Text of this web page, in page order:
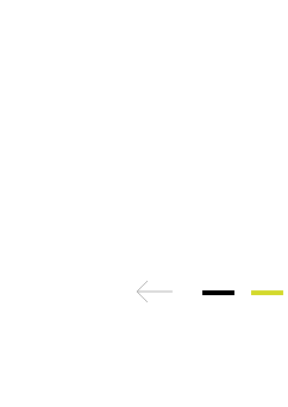
zurück